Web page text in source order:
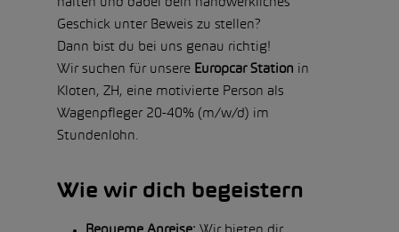
halten und dabei dein handwerkliches
Geschick unter Beweis zu stellen?
Dann bist du bei uns genau richtig!
Wir suchen für unsere Europcar Station in
Kloten, ZH, eine motivierte Person als
Wagenpfleger 20-40% (m/w/d) im
Stundenlohn.
Wie wir dich begeistern